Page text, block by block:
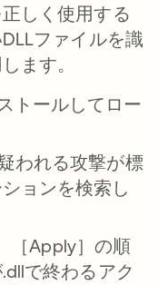
しく使用する
ファイルを識
ます。
ブで開く
トールしてロー
われる攻撃が標
ョンを検索し
［Apply］の順
で終わるアク